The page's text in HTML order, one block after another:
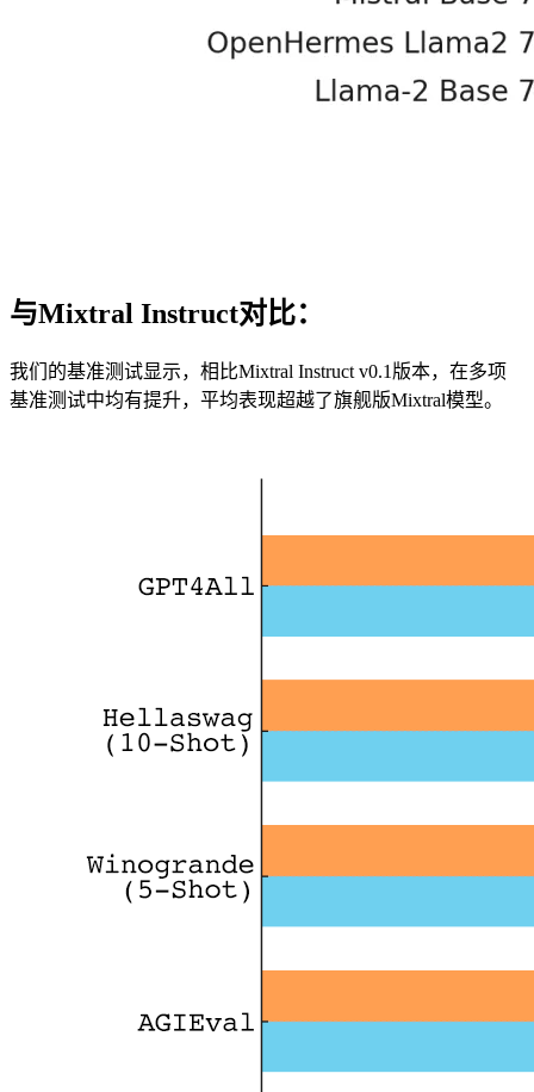
与Mixtral Instruct对比：
我们的基准测试显示，相比Mixtral Instruct v0.1版本，在多项
基准测试中均有提升，平均表现超越了旗舰版Mixtral模型。